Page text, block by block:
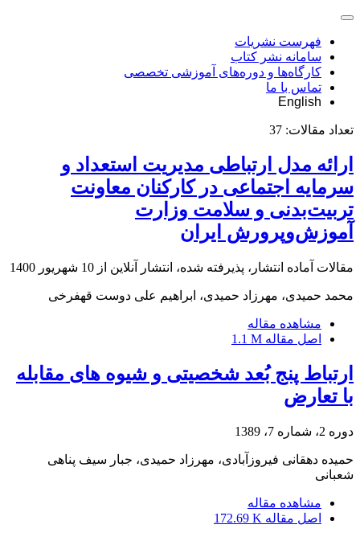
فهرست نشریات
سامانه نشر کتاب
کارگاه‌ها و دوره‌های آموزشی تخصصی
تماس با ما
English
تعداد مقالات: 37
ارائه مدل ارتباطی مدیریت استعداد و
سرمایه اجتماعی در کارکنان معاونت
تربیت‌بدنی و سلامت وزارت
آموزش‌وپرورش ایران
مقالات آماده انتشار، پذیرفته شده، انتشار آنلاین از 10 شهریور 1400
محمد حمیدی، مهرزاد حمیدی، ابراهیم علی دوست قهفرخی
مشاهده مقاله
اصل مقاله 1.1 M
ارتباط پنج بُعد شخصیتی و شیوه های مقابله
با تعارض
دوره 2، شماره 7، 1389
حمیده دهقانی فیروزآبادی، مهرزاد حمیدی، جبار سیف پناهی
شعبانی
مشاهده مقاله
اصل مقاله 172.69 K